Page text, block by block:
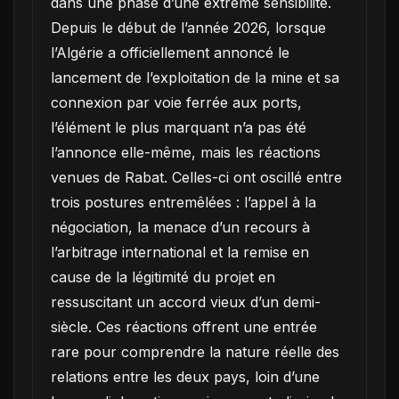
Depuis le début de l’année 2026, lorsque
l’Algérie a officiellement annoncé le
lancement de l’exploitation de la mine et sa
connexion par voie ferrée aux ports,
l’élément le plus marquant n’a pas été
l’annonce elle-même, mais les réactions
venues de Rabat. Celles-ci ont oscillé entre
trois postures entremêlées : l’appel à la
négociation, la menace d’un recours à
l’arbitrage international et la remise en
cause de la légitimité du projet en
ressuscitant un accord vieux d’un demi-
siècle. Ces réactions offrent une entrée
rare pour comprendre la nature réelle des
relations entre les deux pays, loin d’une